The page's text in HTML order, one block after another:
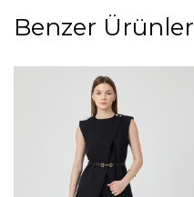
Benzer Ürünler